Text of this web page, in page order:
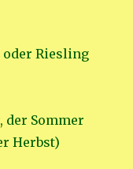
oder Riesling
der Sommer
Herbst)